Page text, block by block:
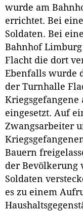
wurde am
errichtet. Bei
Soldaten. Bei
Bahnhof
Flacht die dort
Ebenfalls wurde
der Turnhalle
eingesetzt. Auf
Zwangsarbeiter
Bauern
der Bevölkerung
Soldaten
es zu einem